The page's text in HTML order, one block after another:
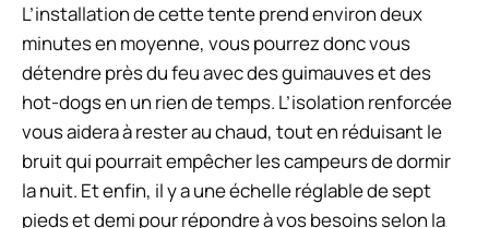
L’installation de cette tente prend environ deux
minutes en moyenne, vous pourrez donc vous
détendre près du feu avec des guimauves et des
hot-dogs en un rien de temps. L’isolation renforcée
vous aidera à rester au chaud, tout en réduisant le
bruit qui pourrait empêcher les campeurs de dormir
la nuit. Et enfin, il y a une échelle réglable de sept
pieds et demi pour répondre à vos besoins selon la